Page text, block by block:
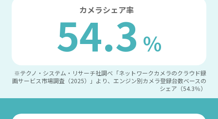
カメラシェア率
54.3 %
※テクノ・システム・リサーチ社調べ「ネットワークカメラのクラウド録
画サービス市場調査（2025）」より、エンジン別カメラ登録台数ベースの
シェア（54.3％）